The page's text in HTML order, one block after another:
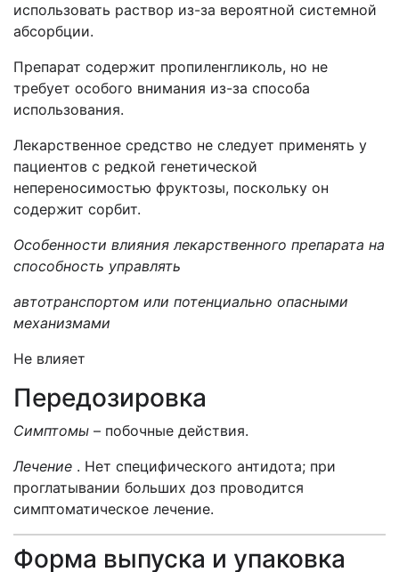
использовать раствор из-за вероятной системной
абсорбции.
Препарат содержит пропиленгликоль, но не
требует особого внимания из-за способа
использования.
Лекарственное средство не следует применять у
пациентов с редкой генетической
непереносимостью фруктозы, поскольку он
содержит сорбит.
Особенности влияния лекарственного препарата на
способность управлять
автотранспортом или потенциально опасными
механизмами
Не влияет
Передозировка
Симптомы – побочные действия.
Лечение . Нет специфического антидота; при
проглатывании больших доз проводится
симптоматическое лечение.
Форма выпуска и упаковка